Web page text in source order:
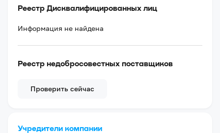
Реестр Дисквалифицированных лиц
Информация не найдена
Реестр недобросовестных поставщиков
Проверить сейчас
Учредители компании